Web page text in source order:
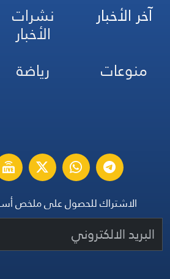
آخر الأخبار نشرات
الأخبار
منوعات
رياضة
الاشتراك للحصول على ملخص